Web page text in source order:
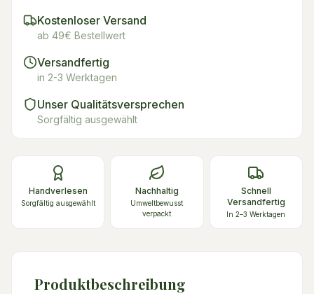
Kostenloser Versand
ab 49€ Bestellwert
Versandfertig
in 2-3 Werktagen
Unser Qualitätsversprechen
Sorgfältig ausgewählt
Handverlesen
Sorgfältig ausgewählt
Nachhaltig
Umweltbewusst
verpackt
Schnell
Versandfertig
In 2–3 Werktagen
Produktbeschreibung